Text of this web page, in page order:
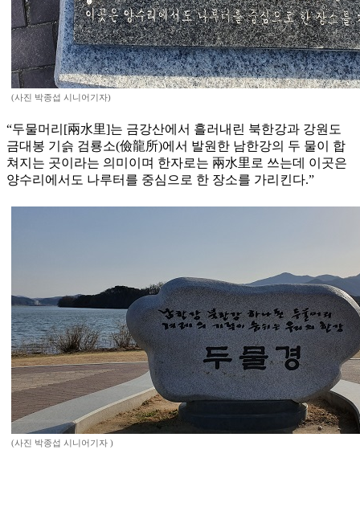
(사진 박종섭 시니어기자)
“두물머리[兩水里]는 금강산에서 흘러내린 북한강과 강원도
금대봉 기슭 검룡소(儉龍所)에서 발원한 남한강의 두 물이 합
쳐지는 곳이라는 의미이며 한자로는 兩水里로 쓰는데 이곳은
양수리에서도 나루터를 중심으로 한 장소를 가리킨다.”
(사진 박종섭 시니어기자 )